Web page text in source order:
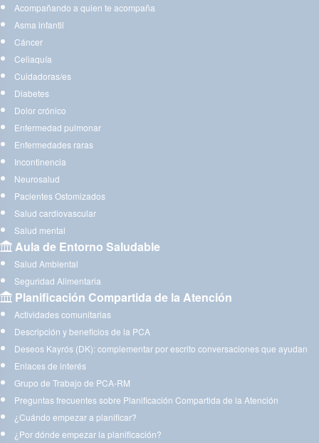
Acompañando a quien te acompaña
Asma infantil
Cáncer
Celiaquía
Cuidadoras/es
Diabetes
Dolor crónico
Enfermedad pulmonar
Enfermedades raras
Incontinencia
Neurosalud
Pacientes Ostomizados
Salud cardiovascular
Salud mental
Aula de Entorno Saludable
Salud Ambiental
Seguridad Alimentaria
Planificación Compartida de la Atención
Actividades comunitarias
Descripción y beneficios de la PCA
Deseos Kayrós (DK): complementar por escrito conversaciones que ayudan
Enlaces de interés
Grupo de Trabajo de PCA-RM
Preguntas frecuentes sobre Planificación Compartida de la Atención
¿Cuándo empezar a planificar?
¿Por dónde empezar la planificación?